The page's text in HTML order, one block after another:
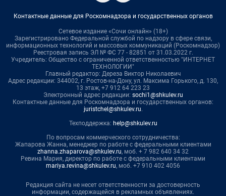
Контактные данные для Роскомнадзора и государственных органов
Сетевое издание «Сочи онлайн» (18+)
Зарегистрировано Федеральной службой по надзору в сфере связи,
информационных технологий и массовых коммуникаций (Роскомнадзор)
Реестровая запись ЭЛ № ФС 77 - 82851 от 31.03.2022 г.
Учредитель: Общество с ограниченной ответственностью "ИНТЕРНЕТ
ТЕХНОЛОГИИ"
Главный редактор: Дереза Виктор Николаевич
Адрес редакции: 344002, г. Ростов-на-Дону, ул. Максима Горького, д. 130,
13 этаж, +7 912 64 223 23
Электронный адрес редакции: sochi1@shkulev.ru
Контактные данные для Роскомнадзора и государственных органов:
juristchel@shkulev.ru.
Техподдержка: help@shkulev.ru
По вопросам коммерческого сотрудничества:
Жапарова Жанна, менеджер по работе с федеральными клиентами
zhanna.zhaparova@shkulev.ru, моб. + 7 982 640 34 32
Ревина Мария, директор по работе с федеральными клиентами
mariya.revina@shkulev.ru, моб. +7 910 402 4056
Редакция сайта не несет ответственности за достоверность
информации, содержащейся в рекламных объявлениях.